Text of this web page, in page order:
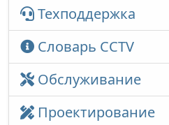
Техподдержка
Словарь CCTV
Обслуживание
Проектирование